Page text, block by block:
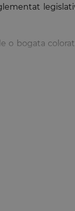
o bogata
cu altele, sa
ofertei
a dreptului
judiciare